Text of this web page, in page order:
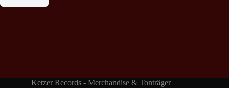
Ketzer Records - Merchandise & Tonträger